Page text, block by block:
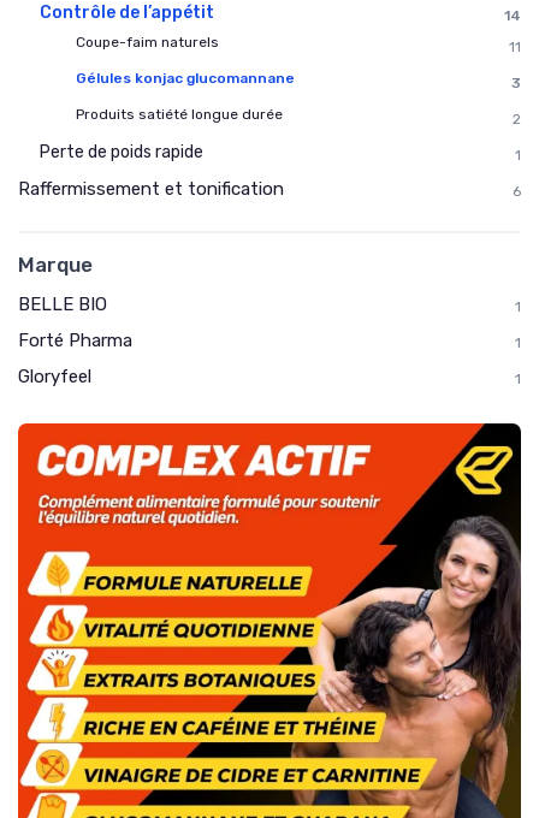
Contrôle de l’appétit
14
Coupe-faim naturels
11
Gélules konjac glucomannane
3
Produits satiété longue durée
2
Perte de poids rapide 1
Raffermissement et tonification 6
Marque
BELLE BIO 1
Forté Pharma 1
Gloryfeel 1